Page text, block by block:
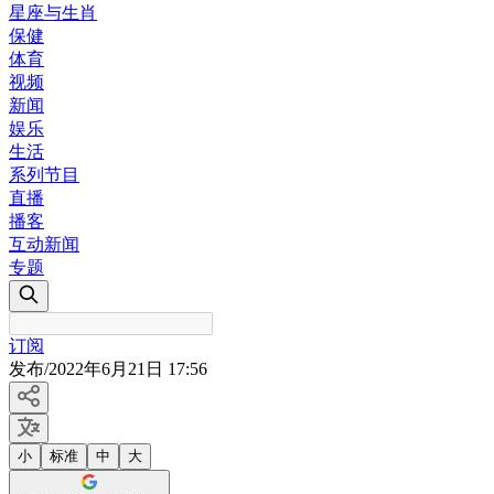
星座与生肖
保健
体育
视频
新闻
娱乐
生活
系列节目
直播
播客
互动新闻
专题
订阅
发布/2022年6月21日 17:56
小 标准 中 大